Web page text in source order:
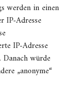
werden in einen
IP-Adresse
IP-Adresse
würde
„anonyme“